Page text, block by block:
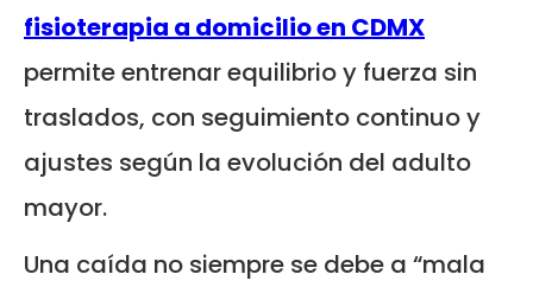
fisioterapia a domicilio en CDMX
permite entrenar equilibrio y fuerza sin
traslados, con seguimiento continuo y
ajustes según la evolución del adulto
mayor.
Una caída no siempre se debe a “mala